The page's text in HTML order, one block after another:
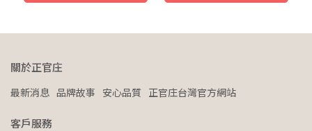
關於正官庄
最新消息 品牌故事 安心品質 正官庄台灣官方網站
客戶服務